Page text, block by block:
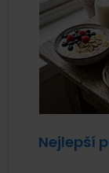
Nejlepší